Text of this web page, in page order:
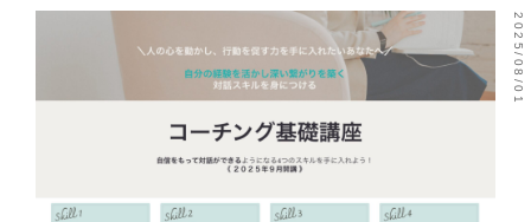
2025/08/01